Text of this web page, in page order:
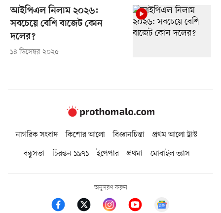
আইপিএল নিলাম ২০২৬:
সবচেয়ে বেশি বাজেট কোন
দলের?
১৪ ডিসেম্বর ২০২৫
নাগরিক সংবাদ কিশোর আলো বিজ্ঞানচিন্তা
প্রথম আলো ট্রাস্ট
বন্ধুসভা
চিরন্তন ১৯৭১ ইপেপার প্রথমা মোবাইল ভ্যাস
অনুসরণ করুন